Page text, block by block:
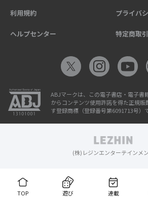
TOP 遊び 連載
利用規約 プライバ
ヘルプセンター 特定商取
ABJマークは、この電子書店・電子書
からコンテンツ使用許諾を得た正規
す登録商標（登録番号第6091713号）で
(株)レジンエンターテインメ